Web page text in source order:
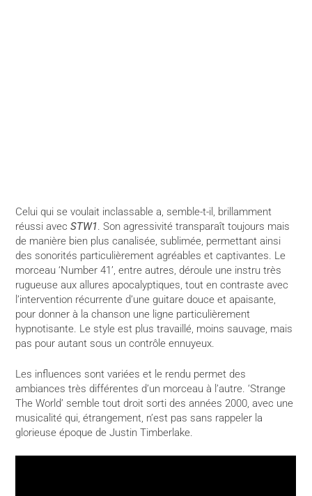
Celui qui se voulait inclassable a, semble-t-il, brillamment
réussi avecSTW1. Son agressivité transparaît toujours mais
de manière bien plus canalisée, sublimée, permettant ainsi
des sonorités particulièrement agréables et captivantes. Le
morceau ‘Number 41’, entre autres, déroule une instru très
rugueuse aux allures apocalyptiques, tout en contraste avec
l’intervention récurrente d’une guitare douce et apaisante,
pour donner à la chanson une ligne particulièrement
hypnotisante. Le style est plus travaillé, moins sauvage, mais
pas pour autant sous un contrôle ennuyeux.
Les influences sont variées et le rendu permet des
ambiances très différentes d’un morceau à l’autre. ‘Strange
The World’ semble tout droit sorti des années 2000, avec une
musicalité qui, étrangement, n’est pas sans rappeler la
glorieuse époque de Justin Timberlake.